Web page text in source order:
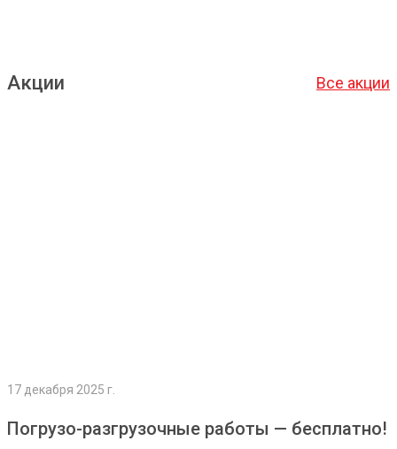
Акции Все акции
17 декабря 2025 г.
Погрузо-разгрузочные работы — бесплатно!